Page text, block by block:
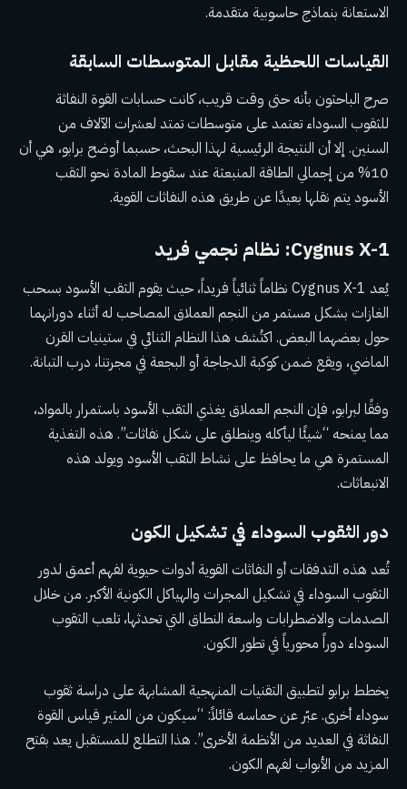
الاستعانة بنماذج حاسوبية متقدمة.
القياسات اللحظية مقابل المتوسطات السابقة
صرح الباحثون بأنه حتى وقت قريب، كانت حسابات القوة النفاثة
للثقوب السوداء تعتمد على متوسطات تمتد لعشرات الآلاف من
السنين. إلا أن النتيجة الرئيسية لهذا البحث، حسبما أوضح برابو، هي أن
10% من إجمالي الطاقة المنبعثة عند سقوط المادة نحو الثقب
الأسود يتم نقلها بعيدًا عن طريق هذه النفاثات القوية.
Cygnus X-1: نظام نجمي فريد
يُعد Cygnus X-1 نظاماً ثنائياً فريداً، حيث يقوم الثقب الأسود بسحب
الغازات بشكل مستمر من النجم العملاق المصاحب له أثناء دورانهما
حول بعضهما البعض. اكتُشف هذا النظام الثنائي في ستينيات القرن
الماضي، ويقع ضمن كوكبة الدجاجة أو البجعة في مجرتنا، درب التبانة.
وفقًا لبرابو، فإن النجم العملاق يغذي الثقب الأسود باستمرار بالمواد،
مما يمنحه “شيئًا ليأكله وينطلق على شكل نفاثات”. هذه التغذية
المستمرة هي ما يحافظ على نشاط الثقب الأسود ويولد هذه
الانبعاثات.
دور الثقوب السوداء في تشكيل الكون
تُعد هذه التدفقات أو النفاثات القوية أدوات حيوية لفهم أعمق لدور
الثقوب السوداء في تشكيل المجرات والهياكل الكونية الأكبر. من خلال
الصدمات والاضطرابات واسعة النطاق التي تحدثها، تلعب الثقوب
السوداء دوراً محورياً في تطور الكون.
يخطط برابو لتطبيق التقنيات المنهجية المشابهة على دراسة ثقوب
سوداء أخرى. عبّر عن حماسه قائلاً: “سيكون من المثير قياس القوة
النفاثة في العديد من الأنظمة الأخرى”. هذا التطلع للمستقبل يعد بفتح
المزيد من الأبواب لفهم الكون.